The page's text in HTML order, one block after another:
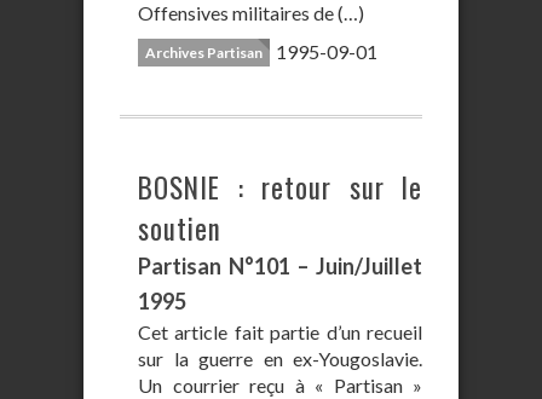
Offensives militaires de (…)
Archives Partisan 1995-09-01
BOSNIE : retour sur le
soutien
Partisan N°101 – Juin/Juillet
1995
Cet article fait partie d’un recueil
sur la guerre en ex-Yougoslavie.
Un courrier reçu à « Partisan »